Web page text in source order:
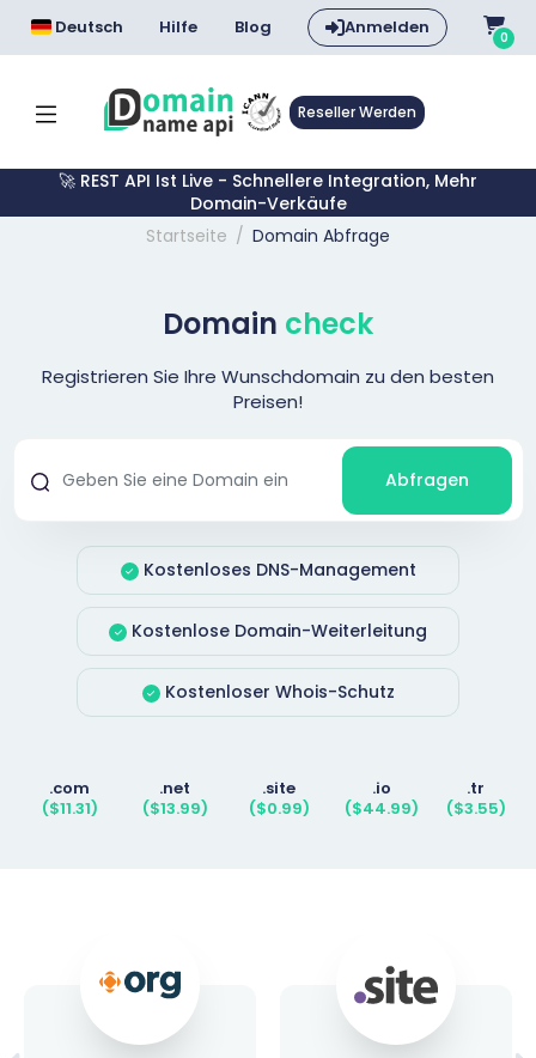
Deutsch Hilfe Blog Anmelden 0
Reseller Werden
🚀 REST API Ist Live - Schnellere Integration, Mehr
Domain-Verkäufe
Startseite
Domain Abfrage
Domain check
Registrieren Sie Ihre Wunschdomain zu den besten
Preisen!
Abfragen
Kostenloses DNS-Management
Kostenlose Domain-Weiterleitung
Kostenloser Whois-Schutz
.com
($11.31)
.net
($13.99)
.site
($0.99)
.io
($44.99)
.tr
($3.55)